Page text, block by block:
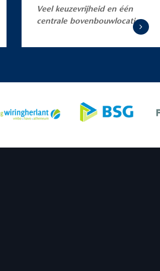
Veel keuzevrijheid en één
centrale bovenbouwlocatie